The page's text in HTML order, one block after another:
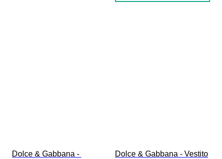
Dolce & Gabbana -
Dolce & Gabbana - Vestito